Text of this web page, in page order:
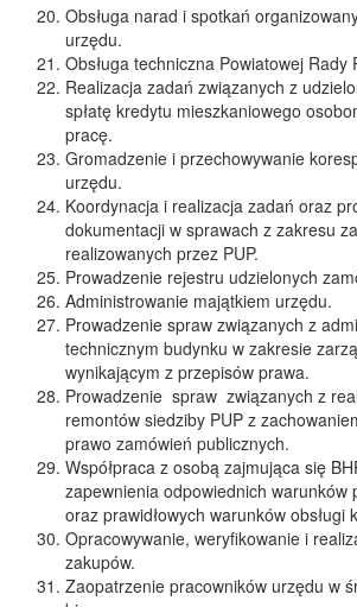
Obsługa narad i spotkań
urzędu.
Obsługa techniczna Powiatowej Rady
Realizacja zadań związanych z
spłatę kredytu mieszkaniowego
pracę.
Gromadzenie i przechowywanie
urzędu.
Koordynacja i realizacja zadań oraz
dokumentacji w sprawach z zakresu
realizowanych przez PUP.
Prowadzenie rejestru udzielonych
Administrowanie majątkiem urzędu.
Prowadzenie spraw związanych z
technicznym budynku w zakresie
wynikającym z przepisów prawa.
Prowadzenie spraw związanych z
remontów siedziby PUP z
prawo zamówień publicznych.
Współpraca z osobą zajmująca się
zapewnienia odpowiednich warunków
oraz prawidłowych warunków obsługi
Opracowywanie, weryfikowanie i
zakupów.
Zaopatrzenie pracowników urzędu w